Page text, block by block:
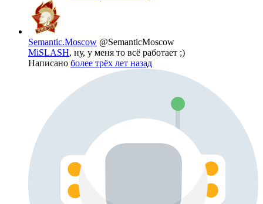
Semantic.Moscow @SemanticMoscow
MiSLASH, ну, у меня то всё работает ;)
Написано более трёх лет назад